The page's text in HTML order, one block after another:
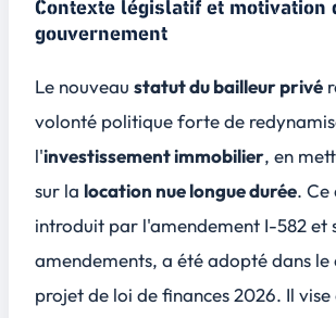
Contexte législatif et motivation
gouvernement
Le nouveau statut du bailleur privé
volonté politique forte de
l'investissement immobilier, en
sur la location nue longue durée. Ce
introduit par l'amendement I-582 et
amendements, a été adopté dans le
projet de loi de finances 2026. Il